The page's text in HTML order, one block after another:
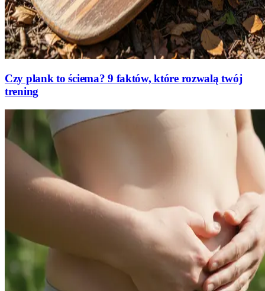
Czy plank to ściema? 9 faktów, które rozwalą twój
trening